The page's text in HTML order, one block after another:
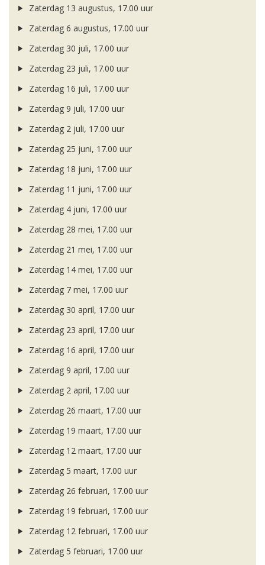
Zaterdag 13 augustus, 17.00 uur
Zaterdag 6 augustus, 17.00 uur
Zaterdag 30 juli, 17.00 uur
Zaterdag 23 juli, 17.00 uur
Zaterdag 16 juli, 17.00 uur
Zaterdag 9 juli, 17.00 uur
Zaterdag 2 juli, 17.00 uur
Zaterdag 25 juni, 17.00 uur
Zaterdag 18 juni, 17.00 uur
Zaterdag 11 juni, 17.00 uur
Zaterdag 4 juni, 17.00 uur
Zaterdag 28 mei, 17.00 uur
Zaterdag 21 mei, 17.00 uur
Zaterdag 14 mei, 17.00 uur
Zaterdag 7 mei, 17.00 uur
Zaterdag 30 april, 17.00 uur
Zaterdag 23 april, 17.00 uur
Zaterdag 16 april, 17.00 uur
Zaterdag 9 april, 17.00 uur
Zaterdag 2 april, 17.00 uur
Zaterdag 26 maart, 17.00 uur
Zaterdag 19 maart, 17.00 uur
Zaterdag 12 maart, 17.00 uur
Zaterdag 5 maart, 17.00 uur
Zaterdag 26 februari, 17.00 uur
Zaterdag 19 februari, 17.00 uur
Zaterdag 12 februari, 17.00 uur
Zaterdag 5 februari, 17.00 uur